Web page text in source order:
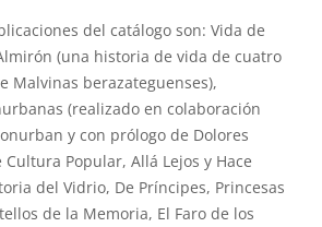
del catálogo son: Vida de
(una historia de vida de cuatro
Malvinas berazateguenses),
(realizado en colaboración
y con prólogo de Dolores
Cultura Popular, Allá Lejos y Hace
del Vidrio, De Príncipes, Princesas
de la Memoria, El Faro de los